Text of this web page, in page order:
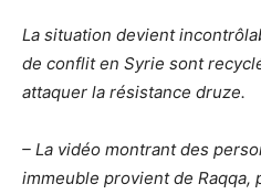
La situation devient
de conflit en Syrie sont
attaquer la résistance druze.
– La vidéo montrant des
immeuble provient de Raqqa,